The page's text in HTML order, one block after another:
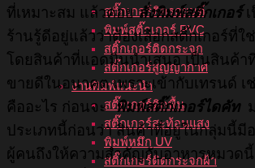
สติ๊กเกอร์ติดรถยนต์
พิมพ์สติ๊กเกอร์ PVC
สติ๊กเกอร์ติดกระจก
สติ๊กเกอร์สูญญากาศ
งานพิมพ์แนะนำ
สติ๊กเกอร์ติดพื้น
สติ๊กเกอร์สะท้อนแสง
พิมพ์หมึก UV
สติ๊กเกอร์ติดกระจกฝ้า
ที่เหมาะสม แล้วค่อยสั่งพิมพ์สติ๊กเกอร์
ร้านรู้ดีอยู่แล้วว่าต้องเลือกสติ๊กเกอร์ที่
โดยสินค้าที่แอดมินนำเสนอ เป็นสินค้า
ขายดีในอนาคต เพราะเข้ากับเทรนด์ เ
คืออะไร ก่อนจะพิมพ์สติ๊กเกอร์ไดคัท
ประเภทนี้ก่อนว่า สินค้าที่อยู่ในกลุ่มนี้มีอ
ผู้คนถึงให้ความสำคัญกับอาหารหมวด